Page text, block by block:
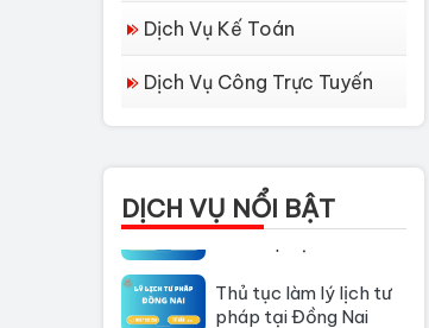
Dịch Vụ Kế Toán
Dịch Vụ Công Trực Tuyến
DỊCH VỤ NỔI BẬT
Dịch vụ làm Lý lịch tư
Thủ tục làm Lý Lịch
Tư Pháp tại Hồ Chí...
pháp tại Đồng Nai